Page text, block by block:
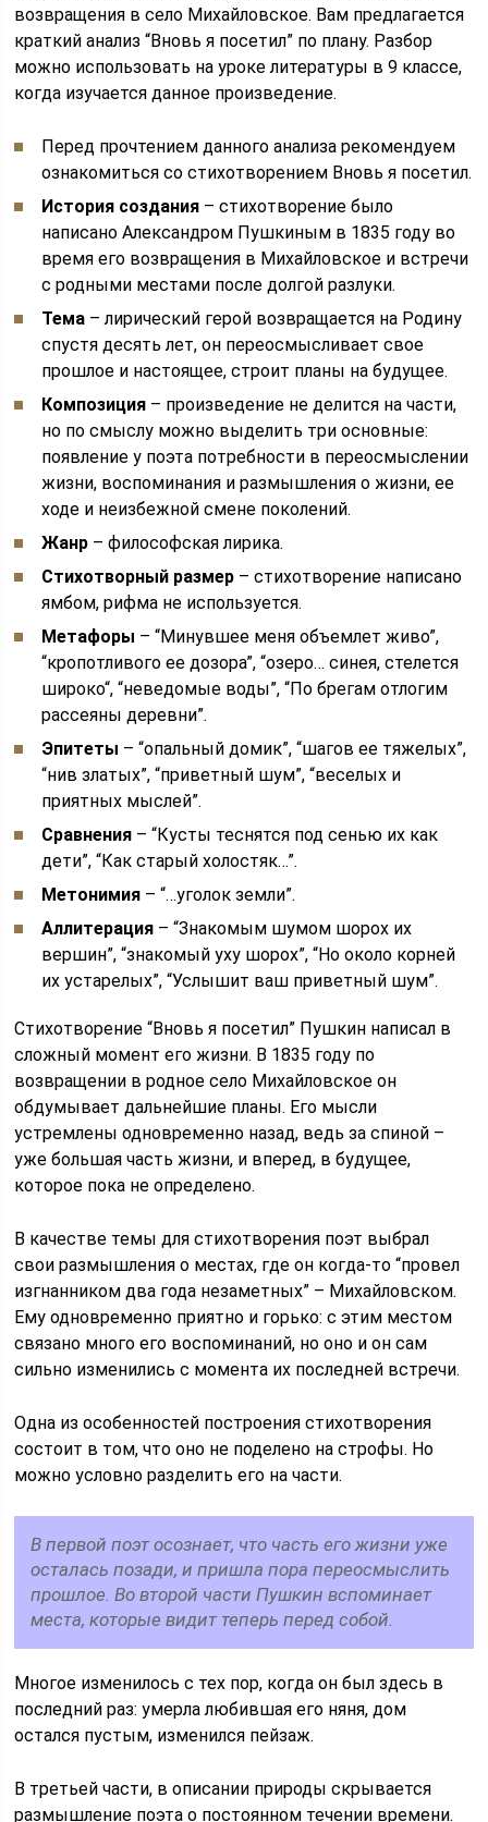
возвращения в село Михайловское. Вам предлагается
краткий анализ “Вновь я посетил” по плану. Разбор
можно использовать на уроке литературы в 9 классе,
когда изучается данное произведение.
Перед прочтением данного анализа рекомендуем
ознакомиться со стихотворением Вновь я посетил.
История создания – стихотворение было
написано Александром Пушкиным в 1835 году во
время его возвращения в Михайловское и встречи
с родными местами после долгой разлуки.
Тема – лирический герой возвращается на Родину
спустя десять лет, он переосмысливает свое
прошлое и настоящее, строит планы на будущее.
Композиция – произведение не делится на части,
но по смыслу можно выделить три основные:
появление у поэта потребности в переосмыслении
жизни, воспоминания и размышления о жизни, ее
ходе и неизбежной смене поколений.
Жанр – философская лирика.
Стихотворный размер – стихотворение написано
ямбом, рифма не используется.
Метафоры – “Минувшее меня объемлет живо”,
“кропотливого ее дозора”, “озеро… синея, стелется
широко“, “неведомые воды”, “По брегам отлогим
рассеяны деревни”.
Эпитеты – “опальный домик”, “шагов ее тяжелых”,
“нив златых”, “приветный шум”, “веселых и
приятных мыслей”.
Сравнения – “Кусты теснятся под сенью их как
дети”, “Как старый холостяк…”.
Метонимия – “…уголок земли”.
Аллитерация – “Знакомым шумом шорох их
вершин”, “знакомый уху шорох”, “Но около корней
их устарелых”, “Услышит ваш приветный шум”.
Стихотворение “Вновь я посетил” Пушкин написал в
сложный момент его жизни. В 1835 году по
возвращении в родное село Михайловское он
обдумывает дальнейшие планы. Его мысли
устремлены одновременно назад, ведь за спиной –
уже большая часть жизни, и вперед, в будущее,
которое пока не определено.
В качестве темы для стихотворения поэт выбрал
свои размышления о местах, где он когда-то “провел
изгнанником два года незаметных” – Михайловском.
Ему одновременно приятно и горько: с этим местом
связано много его воспоминаний, но оно и он сам
сильно изменились с момента их последней встречи.
Одна из особенностей построения стихотворения
состоит в том, что оно не поделено на строфы. Но
можно условно разделить его на части.
В первой поэт осознает, что часть его жизни уже
осталась позади, и пришла пора переосмыслить
прошлое. Во второй части Пушкин вспоминает
места, которые видит теперь перед собой.
Многое изменилось с тех пор, когда он был здесь в
последний раз: умерла любившая его няня, дом
остался пустым, изменился пейзаж.
В третьей части, в описании природы скрывается
размышление поэта о постоянном течении времени.